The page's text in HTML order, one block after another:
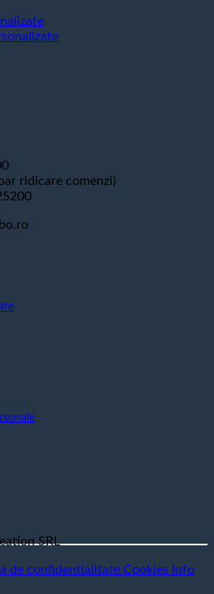
ridicare comenzi)
SRL
de confidentialitate Cookies Info